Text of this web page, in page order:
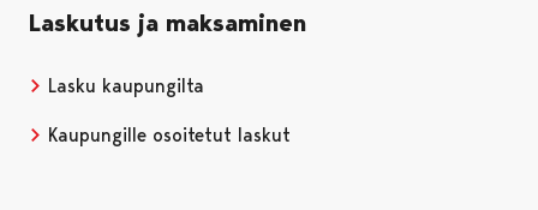
Laskutus ja maksaminen
Lasku kaupungilta
Kaupungille osoitetut laskut